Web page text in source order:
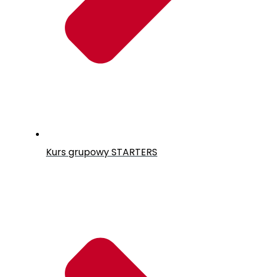
Kurs grupowySTARTERS